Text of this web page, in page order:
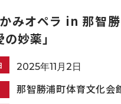
みオペラ in 那智
の妙薬」
2025年11月2日
那智勝浦町体育文化会